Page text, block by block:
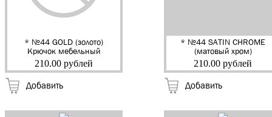
* №44 GOLD (золото)
Крючок мебельный
"EDSON" (20)
210.00 рублей
Добавить
* №44 SATIN CHROME
(матовый хром)
Крючок мебельный
"EDSON" (20)
210.00 рублей
Добавить